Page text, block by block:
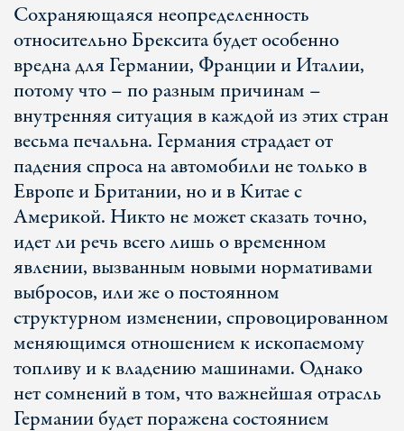
Сохраняющаяся неопределенность
относительно Брексита будет особенно
вредна для Германии, Франции и Италии,
потому что – по разным причинам –
внутренняя ситуация в каждой из этих стран
весьма печальна. Германия страдает от
падения спроса на автомобили не только в
Европе и Британии, но и в Китае с
Америкой. Никто не может сказать точно,
идет ли речь всего лишь о временном
явлении, вызванным новыми нормативами
выбросов, или же о постоянном
структурном изменении, спровоцированном
меняющимся отношением к ископаемому
топливу и к владению машинами. Однако
нет сомнений в том, что важнейшая отрасль
Германии будет поражена состоянием